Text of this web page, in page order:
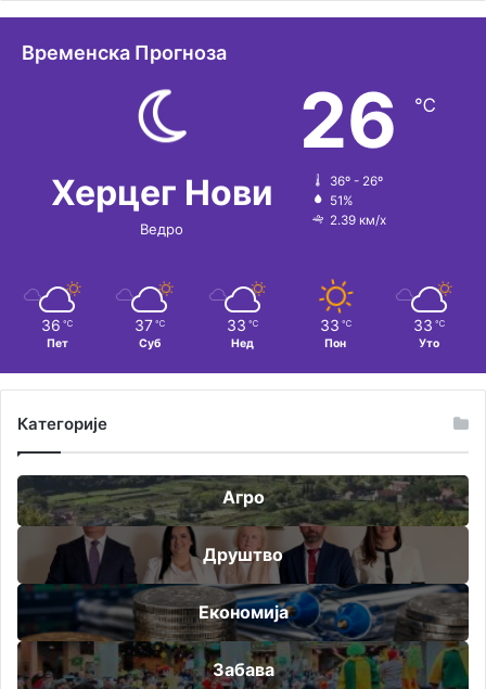
тВременска Прогноза
Херцег Нови
Ведро
26 ℃
36º - 26º
51%
2.39 км/х
36 ℃
Пет
37 ℃
Суб
33 ℃
Нед
33 ℃
Пон
33 ℃
Уто
Категорије
Агро
Друштво
Економија
Забава